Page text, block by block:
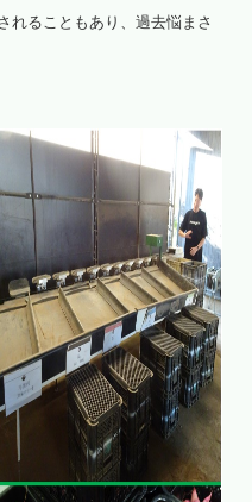
れることもあり、過去悩まさ